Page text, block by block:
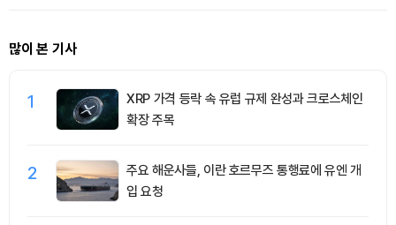
많이 본 기사
1
XRP 가격 등락 속 유럽 규제 완성과 크로스체인
확장 주목
2
주요 해운사들, 이란 호르무즈 통행료에 유엔 개
입 요청